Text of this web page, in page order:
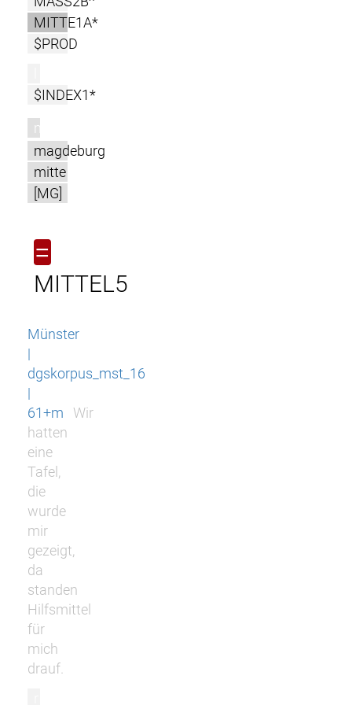
MITTE1A*
$PROD
$INDEX1*
m
magdeburg
mitte
[MG]
=
MITTEL5
Münster
|
dgskorpus_mst_16
|
61+m
Wir
hatten
eine
Tafel,
die
wurde
mir
gezeigt,
da
standen
Hilfsmittel
für
mich
drauf.